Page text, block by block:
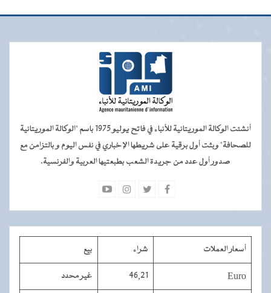
أنشئت الوكالة الموريتانية للأنباء في فاتح يوليو 1975 باسم "الوكالة الموريتانية
للصحافة" وبثت أول برقية على شريطها الإخباري في نفس اليوم و بالتزامن مع
صدور أول عدد من جريدة الشعب بطبعتيها العربية والفرنسية.
أسعار العملات شراء بيع
Euro
46,21 غير محدد